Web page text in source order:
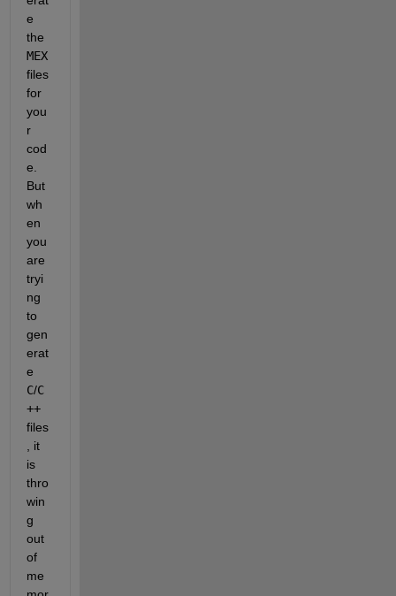
e
MEX
files
for
you
r
cod
e.
But
wh
en
you
are
tryi
ng
to
gen
erat
C/C
++
files
, it
is
thro
win
g
out
of
me